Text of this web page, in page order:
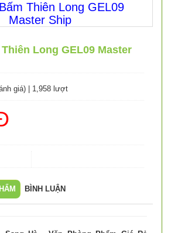
Thiên Long GEL09
Master Ship
Long GEL09 Master
giá) 1,958 lượt
BÌNH LUẬN